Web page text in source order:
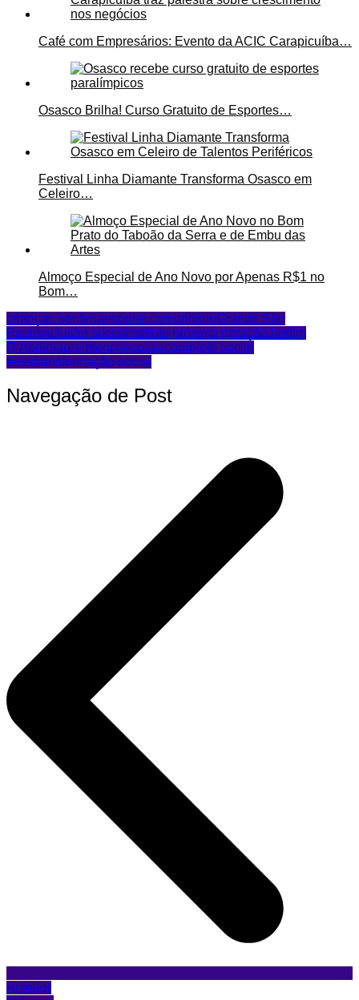
Café com Empresários: Evento da ACIC Carapicuíba…
Osasco Brilha! Curso Gratuito de Esportes…
Festival Linha Diamante Transforma Osasco em
Celeiro…
Almoço Especial de Ano Novo por Apenas R$1 no
Bom…
crianças periferiaesporte comunitárioGrande São
Pauloinclusão social instituto próxima geraçãoJardim
D’Abril mauro menezesosascoprojeto social
tênistransformação social
Navegação de Post
Anterior